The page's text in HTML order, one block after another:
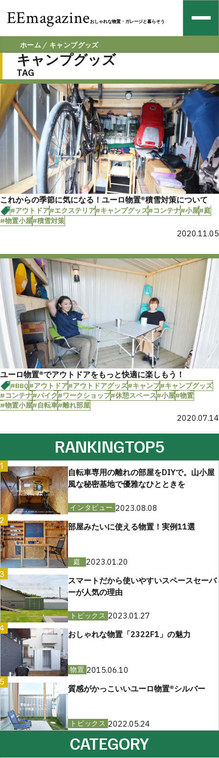
EEmagazineおしゃれな物置・ガレージと暮らそう
ホーム キャンプグッズ
キャンプグッズ
TAG
これからの季節に気になる！ユーロ物置®︎積雪対策について
#アウトドア#エクステリア#キャンプグッズ#コンテナ#小屋#庭
#物置小屋#積雪対策
2020.11.05
ユーロ物置®️でアウトドアをもっと快適に楽しもう！
#BBQ#アウトドア#アウトドアグッズ#キャンプ#キャンプグッズ
#コンテナ#バイク#ワークショップ#休憩スペース#小屋#物置
#物置小屋#自転車#離れ部屋
2020.07.14
RANKINGTOP5
1
自転車専用の離れの部屋をDIYで。山小屋
風な秘密基地で優雅なひとときを
インタビュー 2023.08.08
2
部屋みたいに使える物置！実例11選
庭
2023.01.20
スマートだから使いやすいスペースセーバ
ーが人気の理由
トピックス 2023.01.27
おしゃれな物置「2322F1」の魅力
物置 2015.06.10
質感がかっこいいユーロ物置®︎シルバー
トピックス 2022.05.24
CATEGORY